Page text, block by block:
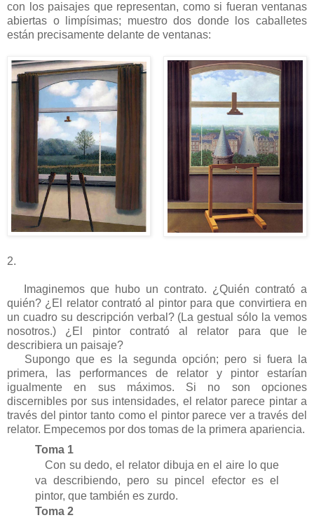
con los paisajes que representan, como si fueran ventanas
abiertas o limpísimas; muestro dos donde los caballetes
están precisamente delante de ventanas:
2.
Imaginemos que hubo un contrato. ¿Quién contrató a
quién? ¿El relator contrató al pintor para que convirtiera en
un cuadro su descripción verbal? (La gestual sólo la vemos
nosotros.) ¿El pintor contrató al relator para que le
describiera un paisaje?
Supongo que es la segunda opción; pero si fuera la
primera, las performances de relator y pintor estarían
igualmente en sus máximos. Si no son opciones
discernibles por sus intensidades, el relator parece pintar a
través del pintor tanto como el pintor parece ver a través del
relator. Empecemos por dos tomas de la primera apariencia.
Toma 1
Con su dedo, el relator dibuja en el aire lo que
va describiendo, pero su pincel efector es el
pintor, que también es zurdo.
Toma 2